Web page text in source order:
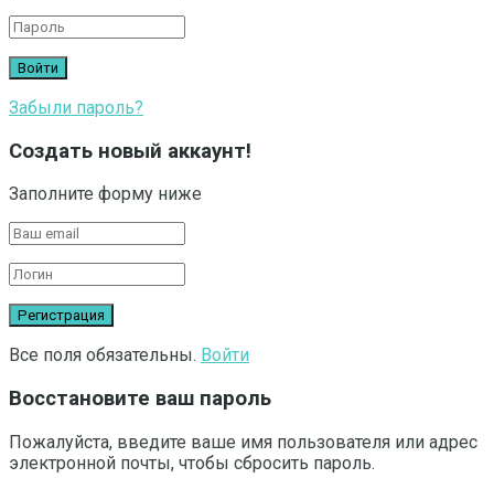
Забыли пароль?
Создать новый аккаунт!
Заполните форму ниже
Все поля обязательны. Войти
Восстановите ваш пароль
Пожалуйста, введите ваше имя пользователя или адрес
электронной почты, чтобы сбросить пароль.